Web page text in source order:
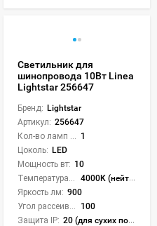
Светильник для
шинопровода 10Вт Linea
Lightstar 256647
Бренд: Lightstar
Артикул: 256647
1
Цоколь: LED
Мощность вт: 10
4000K (нейтральный)
Яркость лм: 900
100
Защита IP: 20 (для сухих пом.)